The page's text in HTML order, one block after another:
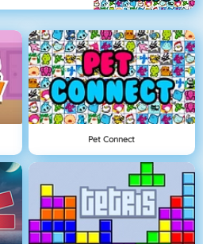
Pet Connect